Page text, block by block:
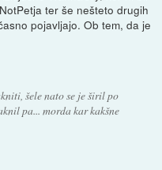
ter še nešteto drugih
pojavljajo. Ob tem, da je
šele nato se je širil po
pa... morda kar kakšne